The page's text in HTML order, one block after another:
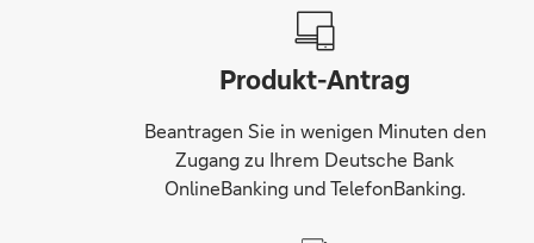
Produkt-Antrag
Beantragen Sie in wenigen Minuten den
Zugang zu Ihrem Deutsche Bank
OnlineBanking und TelefonBanking.